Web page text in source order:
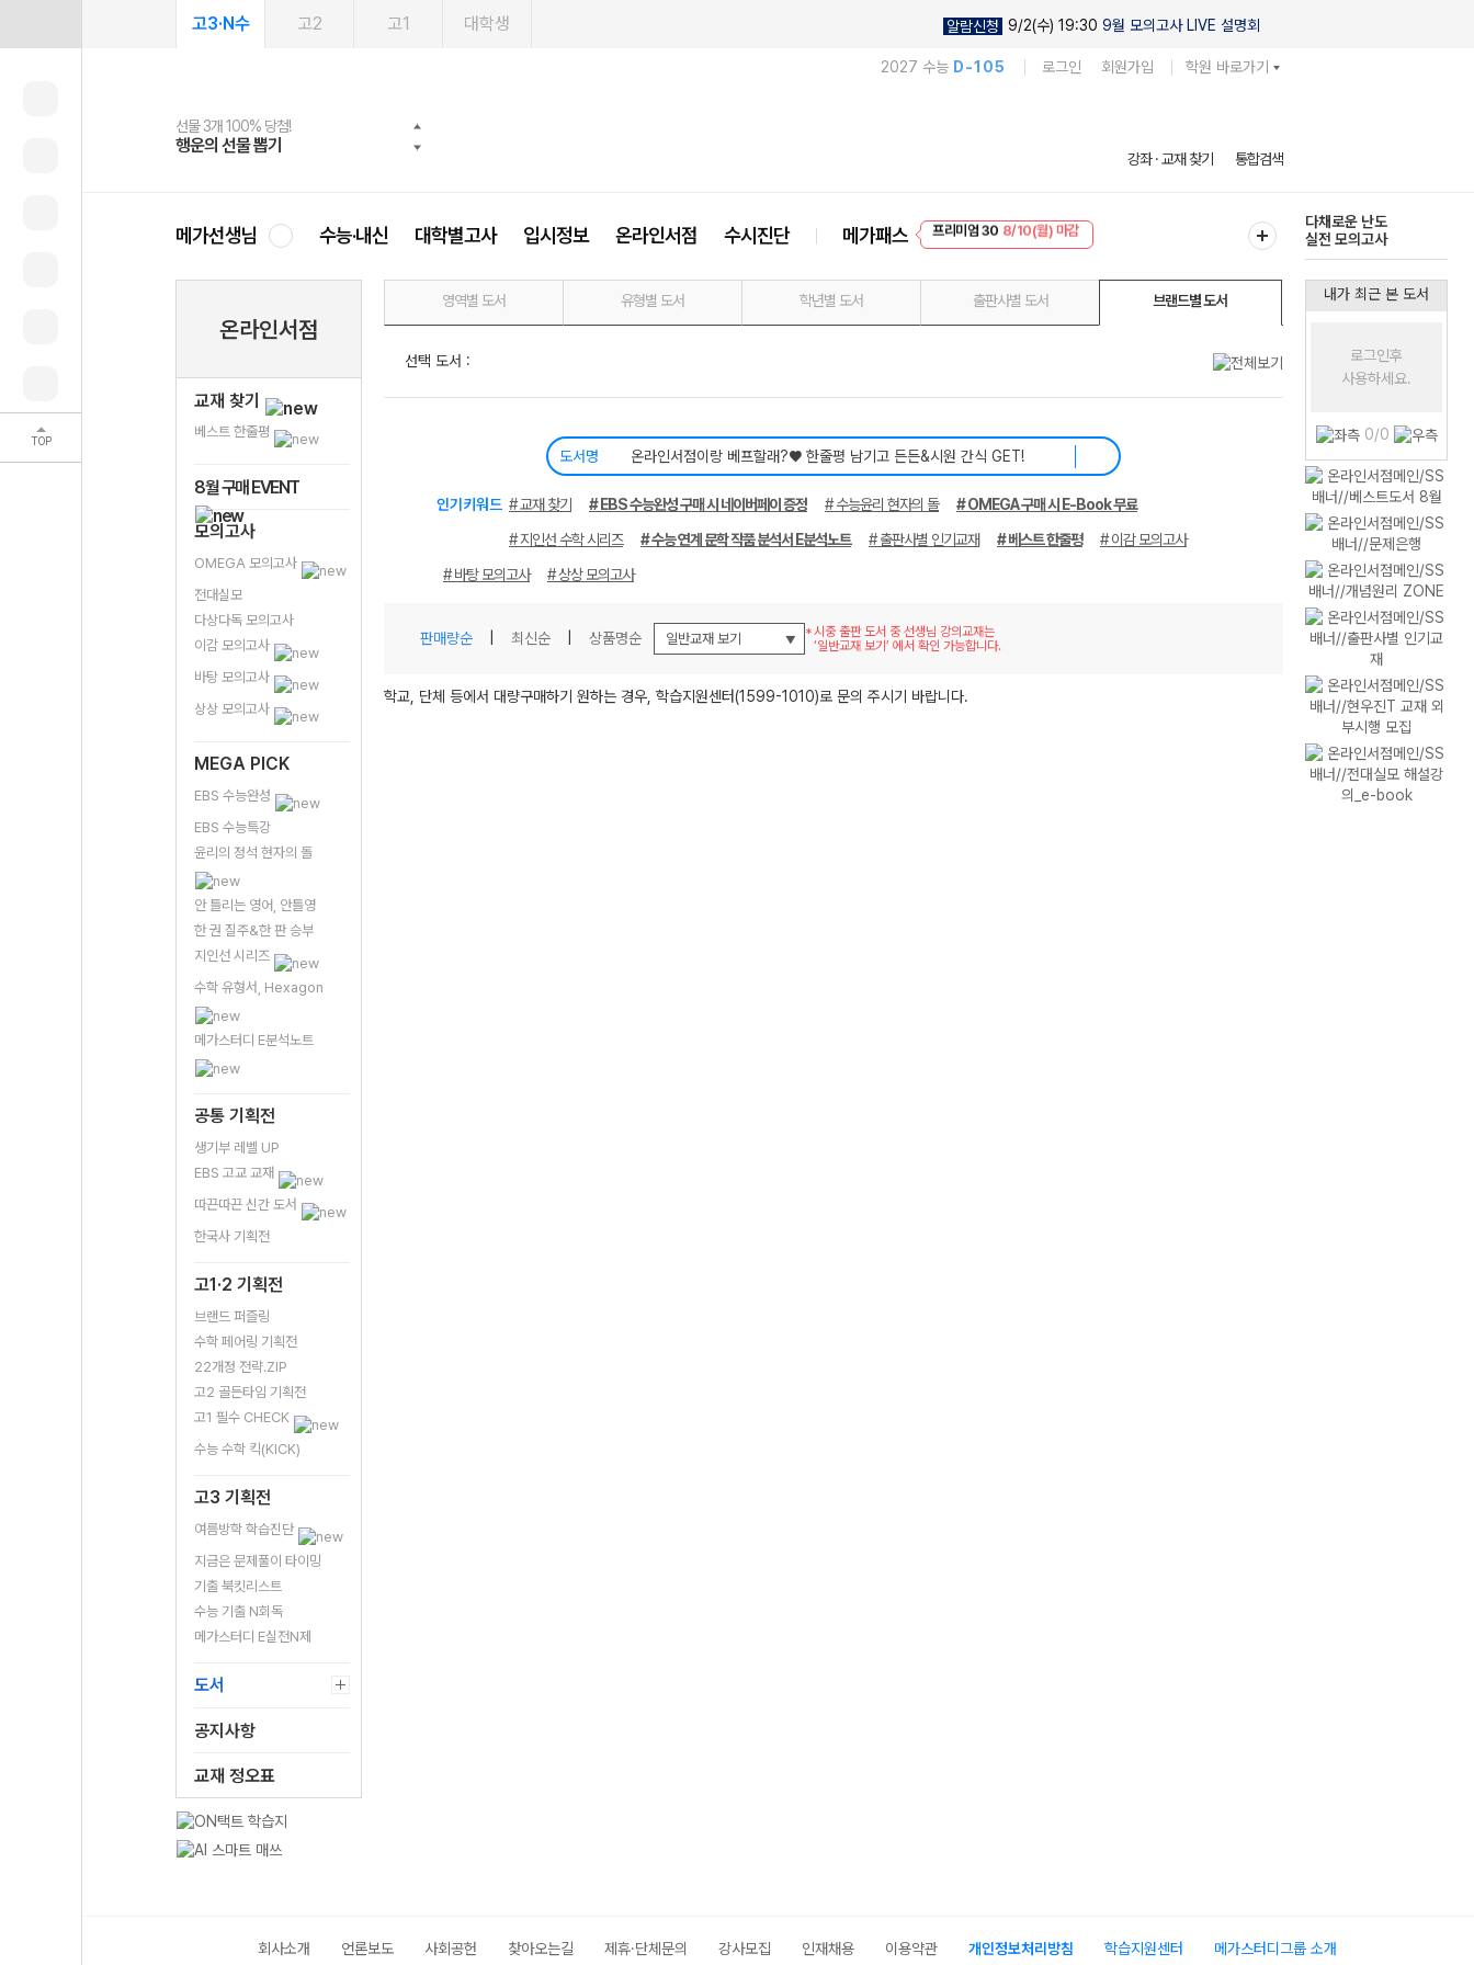
TOP
고3·N수 고2 고1 대학생 알람신청 9/2(수) 19:30 9월 모의고사 LIVE 설명회
2027 수능 D-105 로그인 회원가입 학원 바로가기
메가스터디
선물 3개 100% 당첨!
행운의 선물 뽑기
선물 100% 증정!
메가스터디 X 올리브
여름방학 스터디 캐시백
메가런 썸머스쿨
2027 러셀 단과
강사 공개선발
스마트러닝앱
설문 EVENT
메가패스
3일 무료 체험권
메가패스 수강생 무료혜택!
메가클럽 멤버십
사회공헌 캠페인
희망이룸 메가나눔
강좌 · 교재 찾기 통합검색
메가선생님 수능·내신 대학별고사 입시정보 온라인서점 수시진단 메가패스
EVENT 8/10(월) 마감
다채로운 난도
실전 모의고사
온라인서점
교재 찾기
베스트 한줄평
8월 구매 EVENT
모의고사
OMEGA 모의고사
전대실모
다상다독 모의고사
이감 모의고사
바탕 모의고사
상상 모의고사
MEGA PICK
EBS 수능완성
EBS 수능특강
윤리의 정석 현자의 돌
안 틀리는 영어, 안틀영
한 권 질주&한 판 승부
지인선 시리즈
수학 유형서, Hexagon
메가스터디 E분석노트
공통 기획전
생기부 레벨 UP
EBS 고교 교재
따끈따끈 신간 도서
한국사 기획전
고1·2 기획전
브랜드 퍼즐링
수학 페어링 기획전
22개정 전략.ZIP
고2 골든타임 기획전
고1 필수 CHECK
수능 수학 킥(KICK)
고3 기획전
여름방학 학습진단
지금은 문제풀이 타이밍
기출 북킷리스트
수능 기출 N회독
메가스터디 E실전N제
도서
공지사항
교재 정오표
영역별 도서 유형별 도서 학년별 도서 출판사별 도서 브랜드별 도서
선택 도서 :
도서명
인기키워드 # 교재 찾기 # EBS 수능완성 구매 시 네이버페이 증정 # 수능윤리 현자의 돌
# OMEGA 구매 시 E-Book 무료
# 지인선 수학 시리즈
# 수능 연계 문학 작품 분석서 E분석노트 # 출판사별 인기교재 # 베스트 한줄평
# 이감 모의고사
# 바탕 모의고사
# 상상 모의고사
판매량순 최신순 상품명순
시중 출판 도서 중 선생님 강의교재는
‘일반교재 보기’ 에서 확인 가능합니다.
학교, 단체 등에서 대량구매하기 원하는 경우, 학습지원센터(1599-1010)로 문의 주시기 바랍니다.
내가 최근 본 도서
로그인후
사용하세요.
0/0
회사소개 언론보도 사회공헌 찾아오는길 제휴·단체문의 강사모집 인재채용 이용약관 개인정보처리방침 학습지원센터 메가스터디그룹 소개